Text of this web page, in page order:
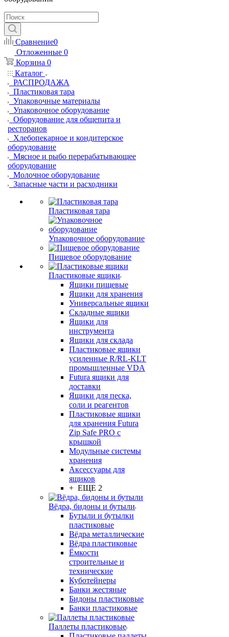
Сравнение0
Отложенные 0
Корзина 0
Каталог
РАСПРОДАЖА
Пластиковая тара
Упаковочные материалы
Упаковочное оборудование
Оборудование для общепита и
ресторанов
Хлебопекарное и кондитерское
оборудование
Мясное и рыбо перерабатывающее
оборудование
Молочное оборудование
Запасные части и расходники
Пластиковая тара
Упаковочное оборудование
Пищевое оборудование
Пластиковые ящики
Ящики пищевые
Ящики для хранения
Универсальные ящики
Складные ящики
Ящики для
инструмента
Ящики для склада
Пластиковые ящики
усиленные R/RL-KLT
промышленные VDA
Futura ящики для
доставки
Ящики для песка,
соли и реагентов
Пластиковые ящики
для хранения Futura
Zip Safe PRO с
крышкой
Модульные системы
хранения
Аксессуары для
ящиков
+ ЕЩЕ 2
Вёдра, бидоны и бутыли
Бутыли и бутылки
пластиковые
Вёдра металлические
Вёдра пластиковые
Ёмкости
строительные и
технические
Куботейнеры
Банки жестяные
Бидоны пластиковые
Банки пластиковые
Паллеты пластиковые